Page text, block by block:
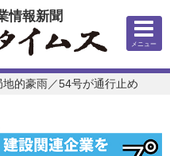
情報新聞
メニュー
地的豪雨／54号が通行止め